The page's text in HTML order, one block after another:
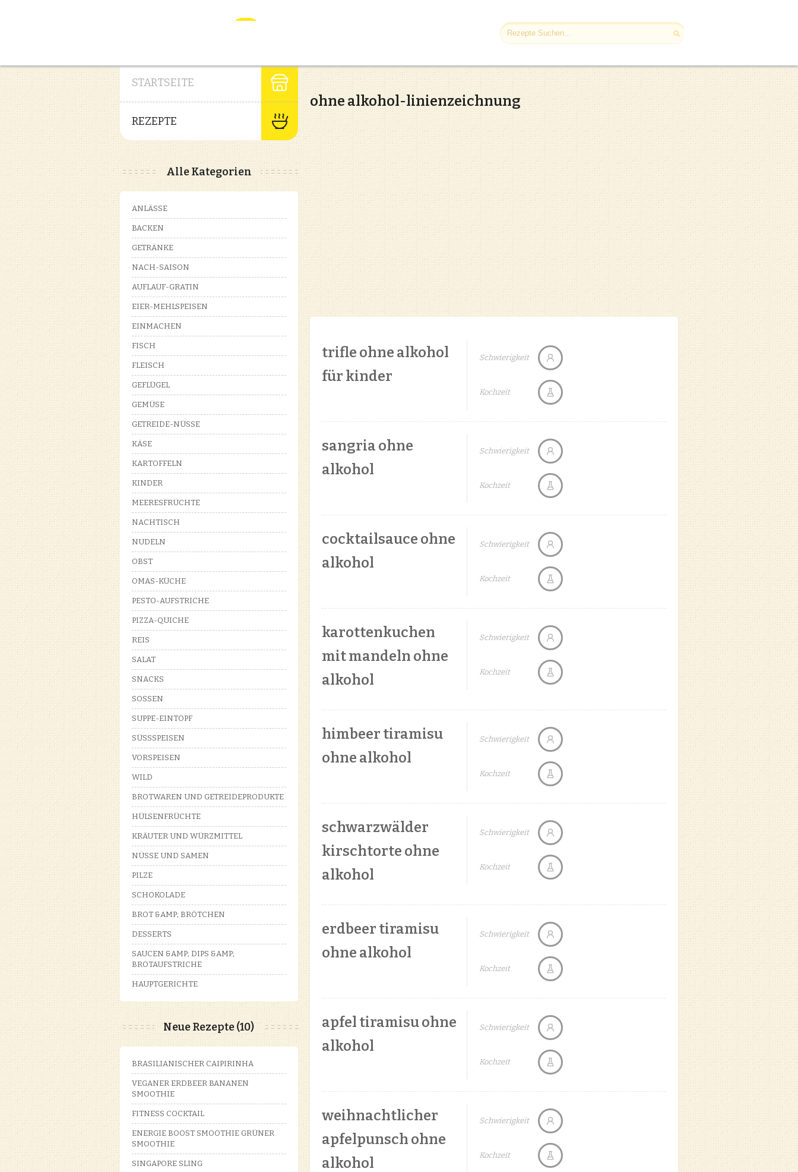
STARTSEITE
REZEPTE
ohne alkohol-linienzeichnung
trifle ohne alkohol
für kinder
Schwierigkeit
Kochzeit
sangria ohne
alkohol
Schwierigkeit
Kochzeit
cocktailsauce ohne
alkohol
Schwierigkeit
Kochzeit
karottenkuchen
mit mandeln ohne
alkohol
Schwierigkeit
Kochzeit
himbeer tiramisu
ohne alkohol
Schwierigkeit
Kochzeit
schwarzwälder
kirschtorte ohne
alkohol
Schwierigkeit
Kochzeit
erdbeer tiramisu
ohne alkohol
Schwierigkeit
Kochzeit
apfel tiramisu ohne
alkohol
Schwierigkeit
Kochzeit
weihnachtlicher
apfelpunsch ohne
alkohol
Schwierigkeit
Kochzeit
Alle Kategorien
ANLÄSSE
BACKEN
GETRÄNKE
NACH-SAISON
AUFLAUF-GRATIN
EIER-MEHLSPEISEN
EINMACHEN
FISCH
FLEISCH
GEFLÜGEL
GEMÜSE
GETREIDE-NÜSSE
KÄSE
KARTOFFELN
KINDER
MEERESFRÜCHTE
NACHTISCH
NUDELN
OBST
OMAS-KÜCHE
PESTO-AUFSTRICHE
PIZZA-QUICHE
REIS
SALAT
SNACKS
SOSSEN
SUPPE-EINTOPF
SÜSSSPEISEN
VORSPEISEN
WILD
BROTWAREN UND GETREIDEPRODUKTE
HÜLSENFRÜCHTE
KRÄUTER UND WÜRZMITTEL
NÜSSE UND SAMEN
PILZE
SCHOKOLADE
BROT &AMP; BRÖTCHEN
DESSERTS
SAUCEN &AMP; DIPS &AMP;
BROTAUFSTRICHE
HAUPTGERICHTE
Neue Rezepte (10)
BRASILIANISCHER CAIPIRINHA
VEGANER ERDBEER BANANEN
SMOOTHIE
FITNESS COCKTAIL
ENERGIE BOOST SMOOTHIE GRÜNER
SMOOTHIE
SINGAPORE SLING